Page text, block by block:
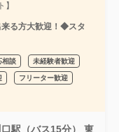
る方大歓迎！◆スタ
相談 未経験者歓迎
フリーター歓迎
駅（バス15分） 東